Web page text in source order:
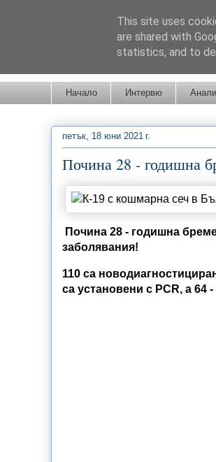
Начало Интервю
петък, 18 юни 2021 г.
Почина 28 - годишна
Почина 28 - годишна
заболявания!
110 са
са установени с PCR, а 64
This site uses
are shared with
statistics, and to